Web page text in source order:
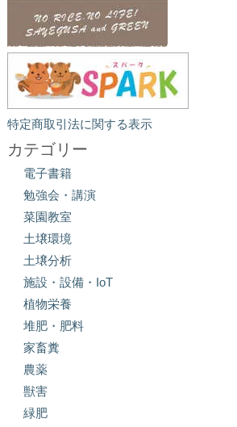
特定商取引法に関する表示
カテゴリー
電子書籍
勉強会・講演
菜園教室
土壌環境
土壌分析
施設・設備・IoT
植物栄養
堆肥・肥料
家畜糞
農薬
獣害
緑肥